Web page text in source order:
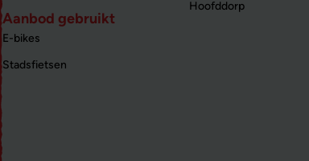
Aanbod gebruikt
E-bikes
Stadsfietsen
Hoofddorp